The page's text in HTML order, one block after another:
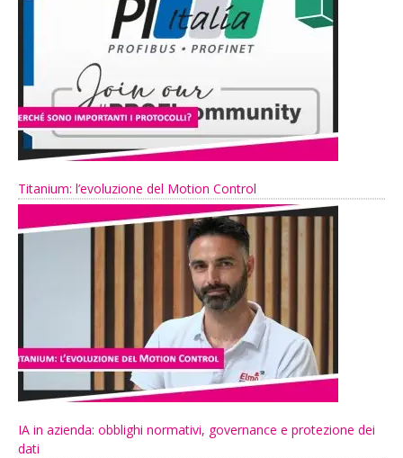
Titanium: l’evoluzione del Motion Control
IA in azienda: obblighi normativi, governance e protezione dei
dati